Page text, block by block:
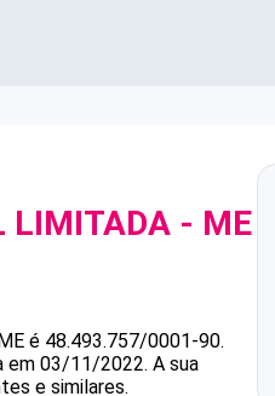
LIMITADA - ME
é 48.493.757/0001-90.
em 03/11/2022. A sua
e similares.